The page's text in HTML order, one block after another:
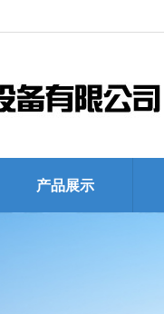
产品展示